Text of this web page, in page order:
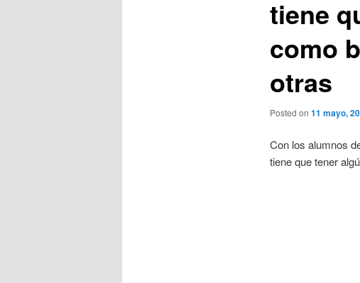
tiene
como
otras
Posted on 11 mayo,
Con los alumnos
tiene que tener